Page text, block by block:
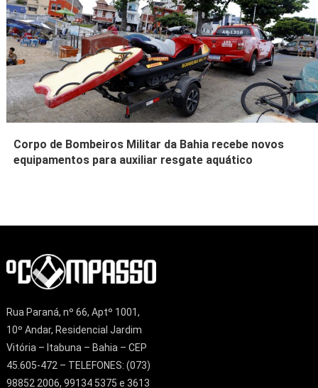
Corpo de Bombeiros Militar da Bahia recebe novos
equipamentos para auxiliar resgate aquático
Rua Paraná, nº 66, Aptº 1001,
10º Andar, Residencial Jardim
Vitória – Itabuna – Bahia – CEP
45.605-472 – TELEFONES: (073)
98852 2006, 99134 5375 e 3613